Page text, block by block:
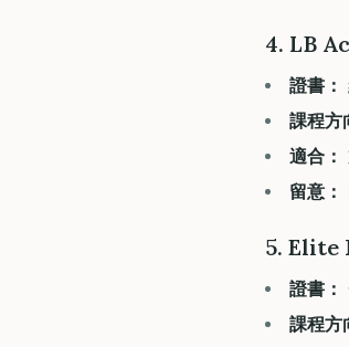
4. LB
證書：
課程方
適合：
留意：
5. Elite
證書：
課程方